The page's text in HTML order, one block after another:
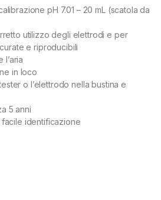
pH 7.01 – 20 mL (scatola da
utilizzo degli elettrodi e per
e riproducibili
l’aria
in loco
o l’elettrodo nella bustina e
5 anni
identificazione
- SOLUZIONE CALIBRAZIONE PH